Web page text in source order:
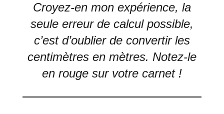
Croyez-en mon expérience, la
seule erreur de calcul possible,
c’est d’oublier de convertir les
centimètres en mètres. Notez-le
en rouge sur votre carnet !